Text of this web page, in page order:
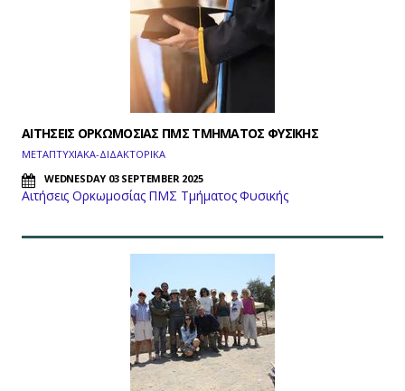
ΑΙΤΗΣΕΙΣ ΟΡΚΩΜΟΣΙΑΣ ΠΜΣ ΤΜΗΜΑΤΟΣ ΦΥΣΙΚΗΣ
ΜΕΤΑΠΤΥΧΙΑΚΑ-ΔΙΔΑΚΤΟΡΙΚΑ
WEDNESDAY 03 SEPTEMBER 2025
Αιτήσεις Ορκωμοσίας ΠΜΣ Τμήματος Φυσικής